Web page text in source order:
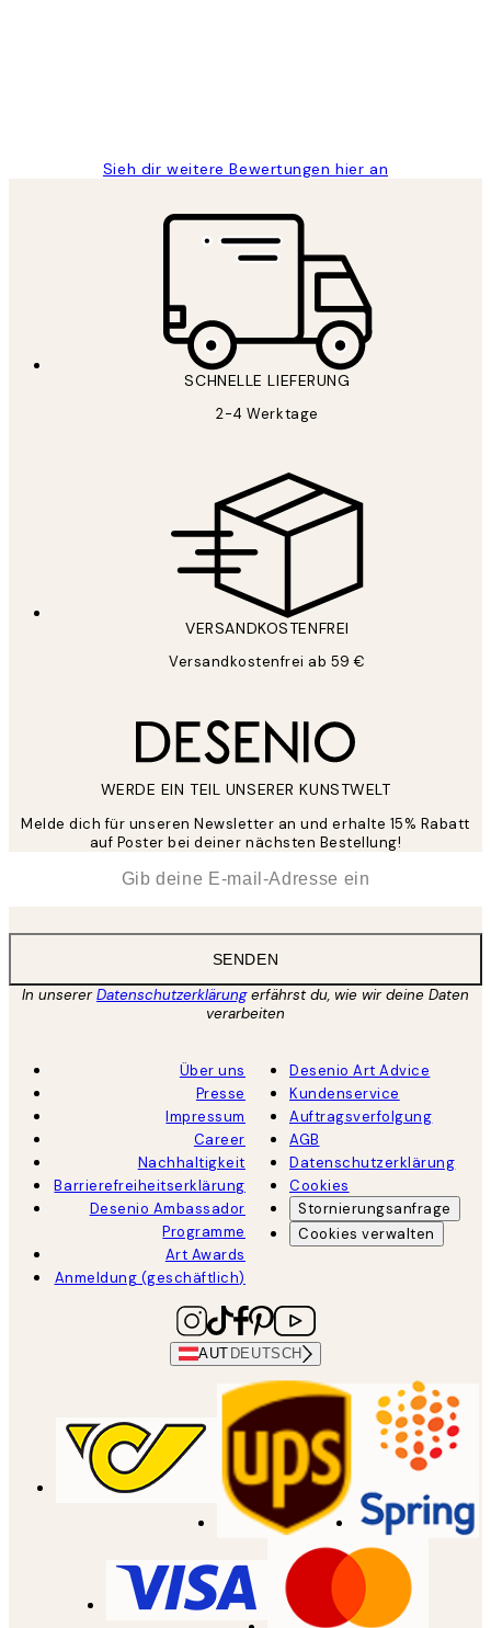
Sieh dir weitere Bewertungen hier an
SCHNELLE LIEFERUNG
2-4 Werktage
VERSANDKOSTENFREI
Versandkostenfrei ab 59 €
WERDE EIN TEIL UNSERER KUNSTWELT
Melde dich für unseren Newsletter an und erhalte 15% Rabatt
auf Poster bei deiner nächsten Bestellung!
SENDEN
In unsererDatenschutzerklärungerfährst du, wie wir deine Daten
verarbeiten
Über uns
Presse
Impressum
Career
Nachhaltigkeit
Barrierefreiheitserklärung
Desenio Ambassador
Programme
Art Awards
Anmeldung (geschäftlich)
Desenio Art Advice
Kundenservice
Auftragsverfolgung
AGB
Datenschutzerklärung
Cookies
Stornierungsanfrage
Cookies verwalten
AUT DEUTSCH